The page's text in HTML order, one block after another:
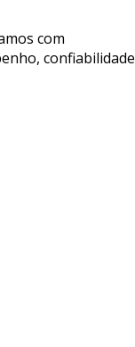
com
confiabilidade